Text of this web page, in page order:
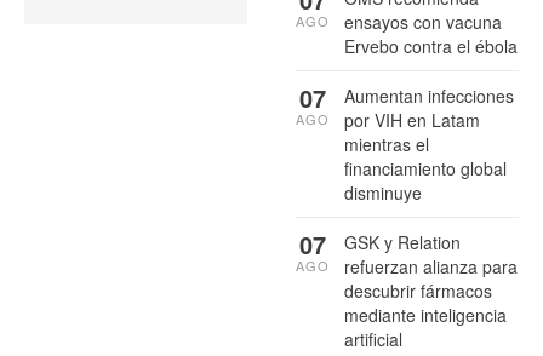
ensayos con vacuna
Ervebo contra el ébola
AGO
Aumentan infecciones
por VIH en Latam
mientras el
financiamiento global
disminuye
07
AGO
GSK y Relation
refuerzan alianza para
descubrir fármacos
mediante inteligencia
artificial
07
AGO